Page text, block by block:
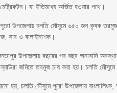
যা ইতিমধ্যে অর্জিত হওয়ার পথে।
উপজেলায় চলতি মৌসুমে ৬৫০ জন কৃষক তরমুজ
সার ও বালাইনাশক।
উপজেলায় বছরের পর বছর অনাবাদি
জমিতে তরমুজ চাষ করা হয়। চলতি
হয়, চলতি মৌসুমে পুরো উপজেলায়